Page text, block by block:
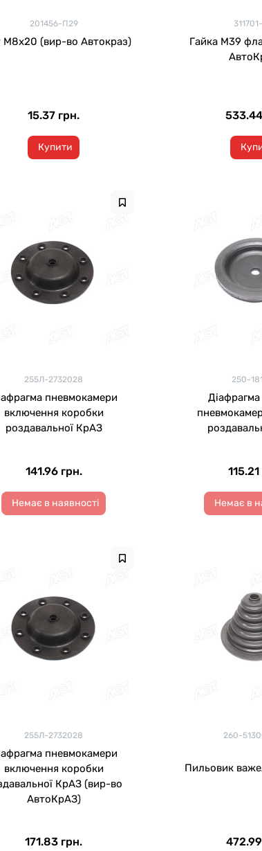
201456-П29
М8х20 (вир-во Автокраз)
15.37 грн.
Купити
Гайка М39
255Л-2732028
пневмокамери
включення коробки
роздавальної КрАЗ
141.96 грн.
Немає в наявності
250-
Немає в
255Л-2732028
пневмокамери
включення коробки
КрАЗ (вир-во
АвтоКрАЗ)
171.83 грн.
260-
Пильовик